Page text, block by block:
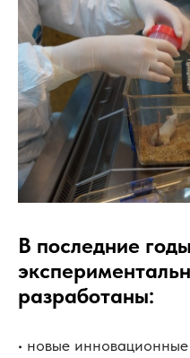
В последние
разработаны:
• новые